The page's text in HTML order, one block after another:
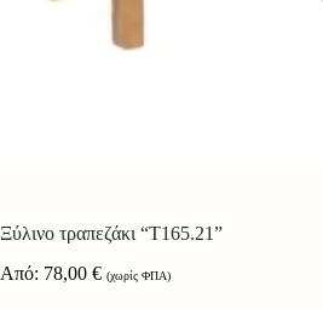
Ξύλινο τραπεζάκι “Τ165.21”
Από: 78,00 € (χωρίς ΦΠΑ)